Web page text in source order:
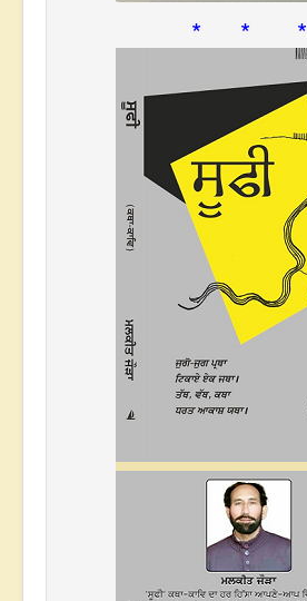
* * *